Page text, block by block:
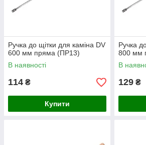
Ручка до щітки для каміна DV
600 мм пряма (ПР13)
В наявності
114 ₴
Купити
Ручка
800 мм
В
129 ₴